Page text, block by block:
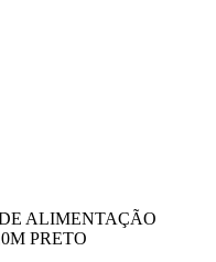
ALIMENTAÇÃO
PRETO